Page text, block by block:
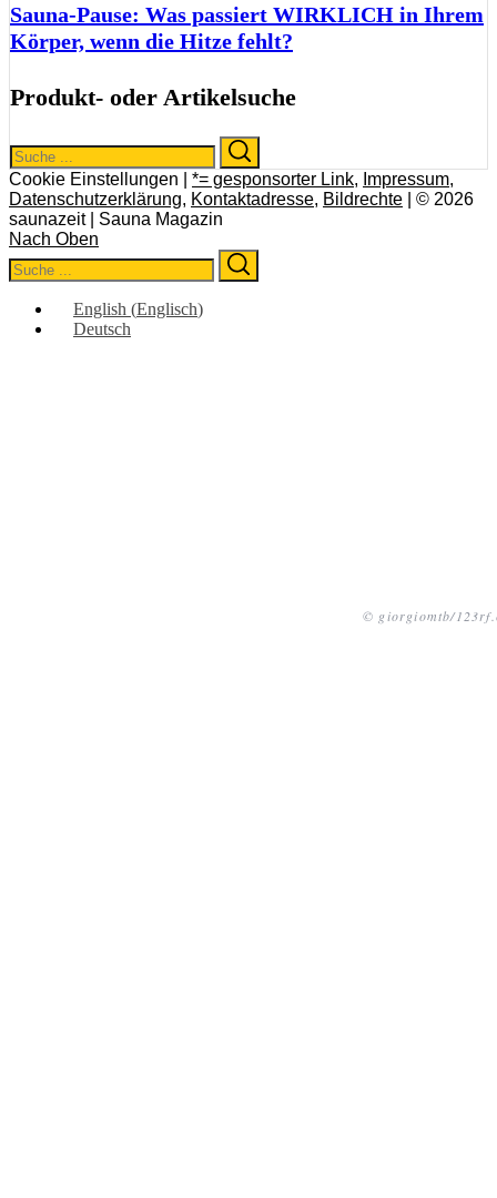
© giorgiomtb/
Sauna-Pause: Was passiert WIRKLICH in Ihrem
Körper, wenn die Hitze fehlt?
Produkt- oder Artikelsuche
Search
for:
Cookie Einstellungen | *= gesponsorter Link, Impressum,
Datenschutzerklärung, Kontaktadresse, Bildrechte | © 2026
saunazeit | Sauna Magazin
Nach Oben
Search
for:
English (Englisch)
Deutsch